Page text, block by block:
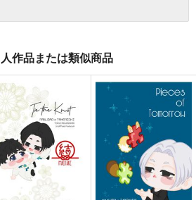
作品または類似商品